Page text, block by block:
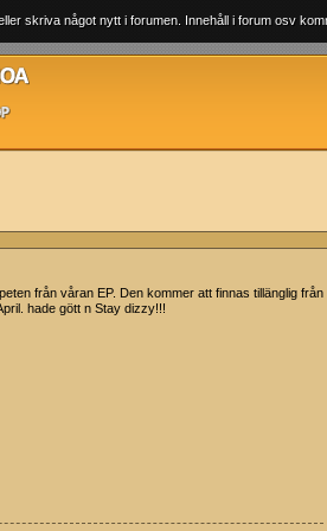
skriva något nytt i forumen. Innehåll i forum osv
från våran EP. Den kommer att finnas tillänglig från
hade gött n Stay dizzy!!!